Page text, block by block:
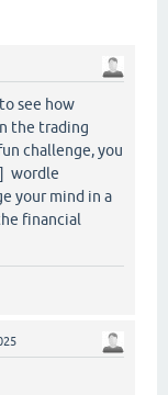
see how
the trading
challenge, you
] wordle
your mind in a
financial